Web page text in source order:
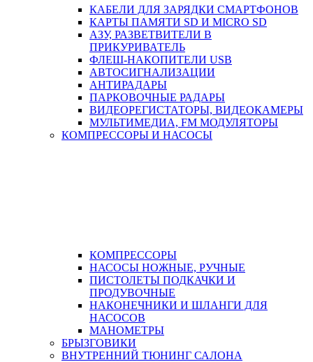
КАБЕЛИ ДЛЯ ЗАРЯДКИ СМАРТФОНОВ
КАРТЫ ПАМЯТИ SD И MICRO SD
АЗУ, РАЗВЕТВИТЕЛИ В
ПРИКУРИВАТЕЛЬ
ФЛЕШ-НАКОПИТЕЛИ USB
АВТОСИГНАЛИЗАЦИИ
АНТИРАДАРЫ
ПАРКОВОЧНЫЕ РАДАРЫ
ВИДЕОРЕГИСТАТОРЫ, ВИДЕОКАМЕРЫ
МУЛЬТИМЕДИА, FM МОДУЛЯТОРЫ
КОМПРЕССОРЫ И НАСОСЫ
КОМПРЕССОРЫ
НАСОСЫ НОЖНЫЕ, РУЧНЫЕ
ПИСТОЛЕТЫ ПОДКАЧКИ И
ПРОДУВОЧНЫЕ
НАКОНЕЧНИКИ И ШЛАНГИ ДЛЯ
НАСОСОВ
МАНОМЕТРЫ
БРЫЗГОВИКИ
ВНУТРЕННИЙ ТЮНИНГ САЛОНА